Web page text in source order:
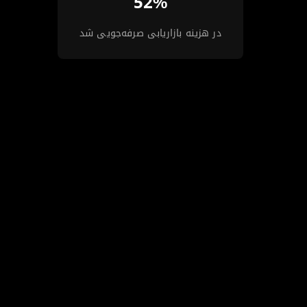
در هزینه بازاریابی صرفه‌جویی شد